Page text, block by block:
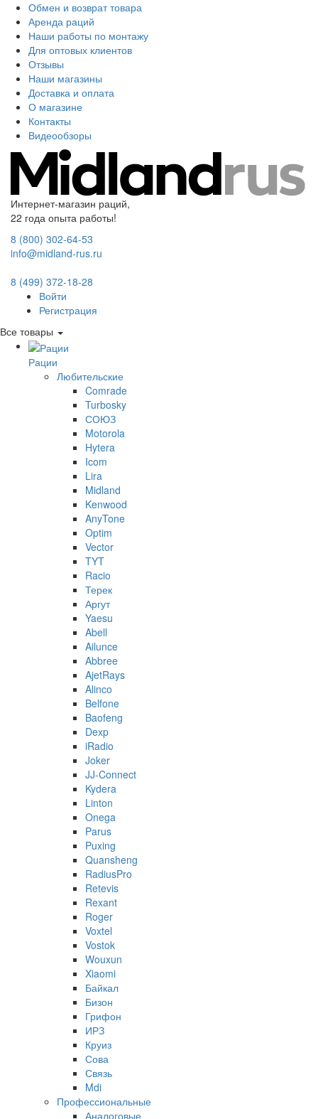
Обмен и возврат товара
Аренда раций
Наши работы по монтажу
Для оптовых клиентов
Отзывы
Наши магазины
Доставка и оплата
О магазине
Контакты
Видеообзоры
Интернет-магазин раций,
22 года опыта работы!
8 (800) 302-64-53
info@midland-rus.ru
8 (499) 372-18-28
Войти
Регистрация
Все товары
Рации
Любительские
Comrade
Turbosky
СОЮЗ
Motorola
Hytera
Icom
Lira
Midland
Kenwood
AnyTone
Optim
Vector
TYT
Racio
Терек
Аргут
Yaesu
Abell
Ailunce
Abbree
AjetRays
Alinco
Belfone
Baofeng
Dexp
iRadio
Joker
JJ-Connect
Kydera
Linton
Onega
Parus
Puxing
Quansheng
RadiusPro
Retevis
Rexant
Roger
Voxtel
Vostok
Wouxun
Xiaomi
Байкал
Бизон
Грифон
ИРЗ
Круиз
Сова
Связь
Mdi
Профессиональные
Аналоговые